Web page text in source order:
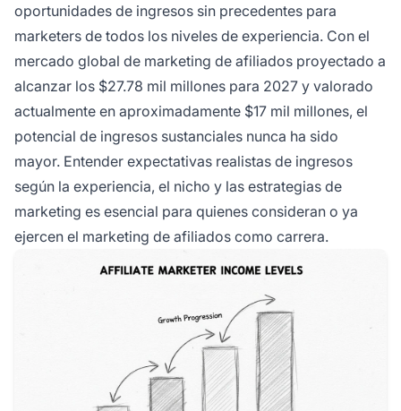
oportunidades de ingresos sin precedentes para
marketers de todos los niveles de experiencia. Con el
mercado global de marketing de afiliados proyectado a
alcanzar los $27.78 mil millones para 2027 y valorado
actualmente en aproximadamente $17 mil millones, el
potencial de ingresos sustanciales nunca ha sido
mayor. Entender expectativas realistas de ingresos
según la experiencia, el nicho y las estrategias de
marketing es esencial para quienes consideran o ya
ejercen el marketing de afiliados como carrera.